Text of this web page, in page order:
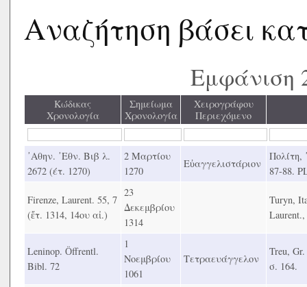
Αναζήτηση βάσει
Εμφάνιση
Κώδικας
Χρονολογία
Σημείωμα
Χρονολογία
Χειρογράφου
Περιεχόμενο
᾿Αθην. ᾿Εθν. Βιβ λ.
2672 (έτ. 1270)
2 Μαρτίου
1270
Εὐαγγελιστάριον
Πολίτη,
87-88.
Firenze, Laurent. 55, 7
(ἔτ. 1314, 14ου αἰ.)
23
Δεκεμβρίου
1314
Turyn,
Leninop. Ӧffrentl.
Bibl. 72
1
Νοεμβρίου
1061
Τετραευάγγελον
Treu,
σ. 164.